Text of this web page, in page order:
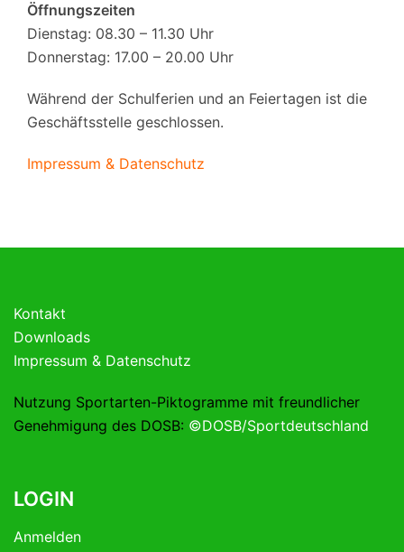
Öffnungszeiten
Dienstag: 08.30 – 11.30 Uhr
Donnerstag: 17.00 – 20.00 Uhr
Während der Schulferien und an Feiertagen ist die
Geschäftsstelle geschlossen.
Impressum & Datenschutz
Kontakt
Downloads
Impressum & Datenschutz
Nutzung Sportarten-Piktogramme mit freundlicher
Genehmigung des DOSB: ©DOSB/Sportdeutschland
LOGIN
Anmelden